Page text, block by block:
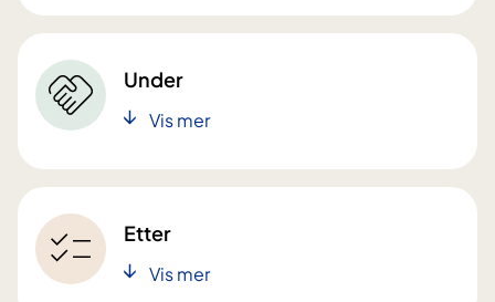
Under
Vis mer
Etter
Vis mer